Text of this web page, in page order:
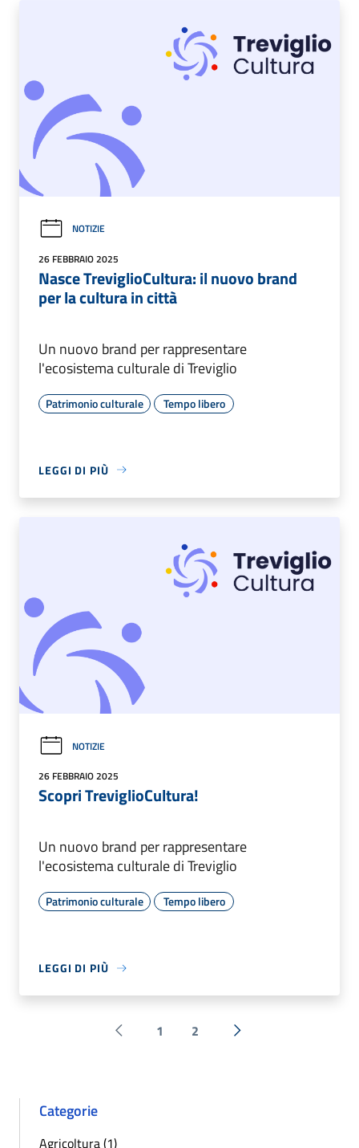
NOTIZIE
26 FEBBRAIO 2025
Nasce TreviglioCultura: il nuovo brand
per la cultura in città
Un nuovo brand per rappresentare
l'ecosistema culturale di Treviglio
Patrimonio culturale Tempo libero
LEGGI DI PIÙ
NOTIZIE
26 FEBBRAIO 2025
Scopri TreviglioCultura!
Un nuovo brand per rappresentare
l'ecosistema culturale di Treviglio
Patrimonio culturale Tempo libero
LEGGI DI PIÙ
Pagina precedente
1 2 Successiva »
Categorie
Agricoltura (1)